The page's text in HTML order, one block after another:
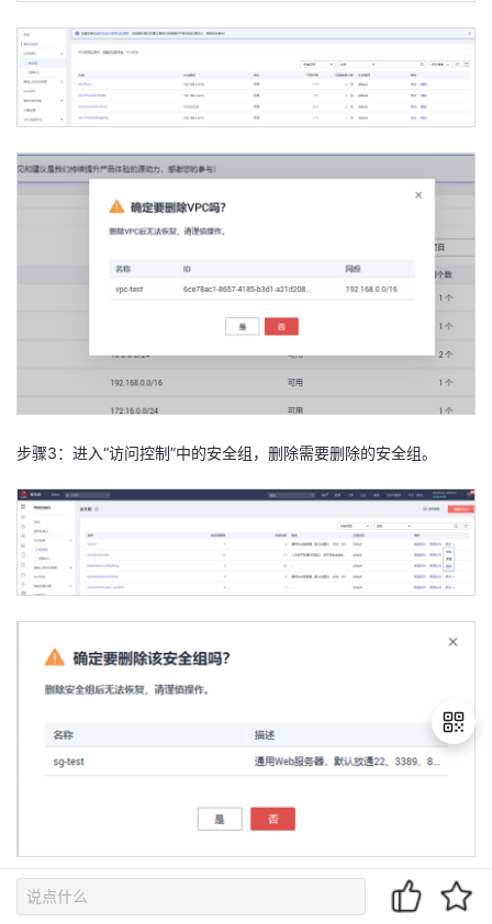
步骤3：进入“访问控制”中的安全组，删除需要删除的安全组。